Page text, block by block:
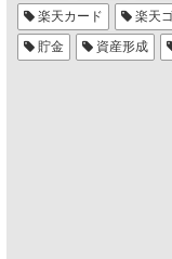
楽天カード
楽天
貯金
資産形成